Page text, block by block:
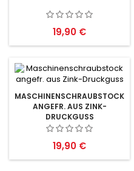
Preis
19,90 €
MASCHINENSCHRAUBSTOCK
ANGEFR. AUS ZINK-
DRUCKGUSS
Preis
19,90 €